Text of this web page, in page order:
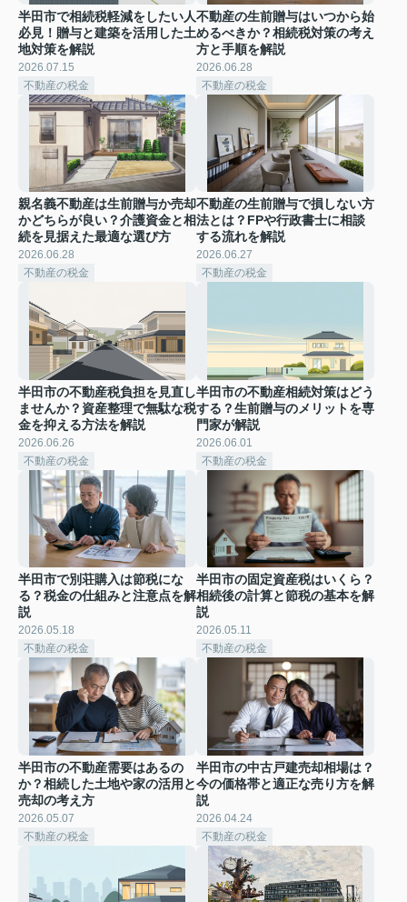
半田市で相続税軽減をしたい人
必見！贈与と建築を活用した土
地対策を解説
2026.07.15
不動産の税金
不動産の生前贈与はいつから始
めるべきか？相続税対策の考え
方と手順を解説
2026.06.28
不動産の税金
親名義不動産は生前贈与か売却
かどちらが良い？介護資金と相
続を見据えた最適な選び方
2026.06.28
不動産の税金
不動産の生前贈与で損しない方
法とは？FPや行政書士に相談
する流れを解説
2026.06.27
不動産の税金
半田市の不動産税負担を見直し
ませんか？資産整理で無駄な税
金を抑える方法を解説
2026.06.26
不動産の税金
半田市の不動産相続対策はどう
する？生前贈与のメリットを専
門家が解説
2026.06.01
不動産の税金
半田市で別荘購入は節税にな
る？税金の仕組みと注意点を解
説
2026.05.18
不動産の税金
半田市の固定資産税はいくら？
相続後の計算と節税の基本を解
説
2026.05.11
不動産の税金
半田市の不動産需要はあるの
か？相続した土地や家の活用と
売却の考え方
2026.05.07
不動産の税金
半田市の中古戸建売却相場は？
今の価格帯と適正な売り方を解
説
2026.04.24
不動産の税金